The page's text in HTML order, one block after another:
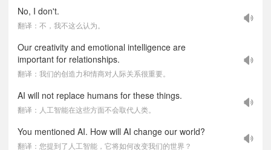
No, I don't.
翻译：不，我不这么认为。
Our creativity and emotional intelligence are
important for relationships.
翻译：我们的创造力和情商对人际关系很重要。
AI will not replace humans for these things.
翻译：人工智能在这些方面不会取代人类。
You mentioned AI. How will AI change our world?
翻译：您提到了人工智能，它将如何改变我们的世界？